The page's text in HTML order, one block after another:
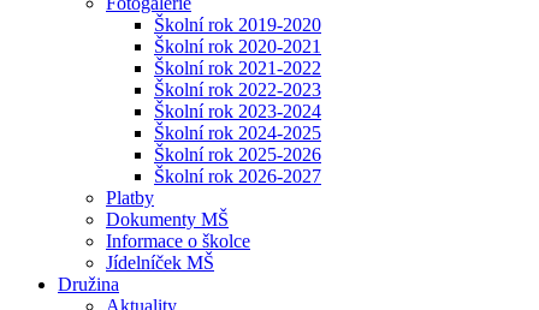
Školní rok 2019-2020
Školní rok 2020-2021
Školní rok 2021-2022
Školní rok 2022-2023
Školní rok 2023-2024
Školní rok 2024-2025
Školní rok 2025-2026
Školní rok 2026-2027
Platby
Dokumenty MŠ
Informace o školce
Jídelníček MŠ
Družina
Aktuality